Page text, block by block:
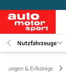
Nutzfahrzeuge
& Erlkönige